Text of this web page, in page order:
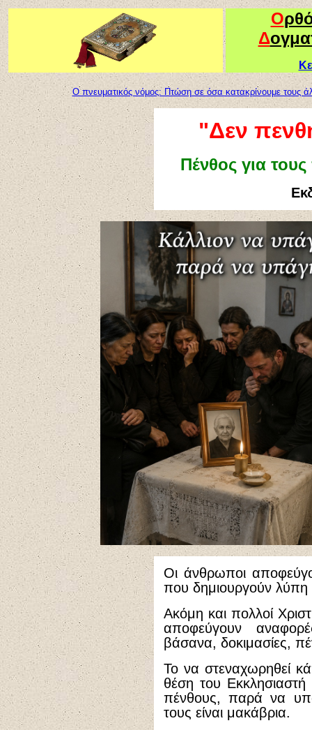
Ο
Δ
Ο πνευματικός νόμος: Πτώση σε όσα κατακρίνουμε τους
"Δεν
Πένθος για
Οι άνθρωποι
που δημιουργούν
Ακόμη και πολλοί
αποφεύγουν
βάσανα, δοκιμασίες,
Το να στεναχωρηθεί
θέση του Εκκλησιαστή
πένθους, παρά να
τους είναι μακάβρια.